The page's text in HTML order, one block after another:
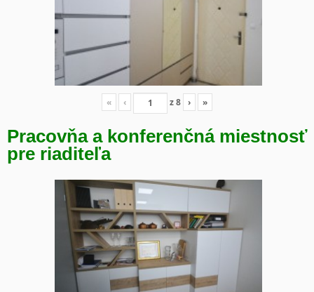
« ‹ z8 › »
Pracovňa a konferenčná miestnosť
pre riaditeľa